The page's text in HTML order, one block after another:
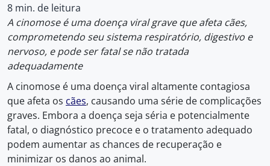
8 min. de leitura
A cinomose é uma doença viral grave que afeta cães,
comprometendo seu sistema respiratório, digestivo e
nervoso, e pode ser fatal se não tratada
adequadamente
A cinomose é uma doença viral altamente contagiosa
que afeta os cães, causando uma série de complicações
graves. Embora a doença seja séria e potencialmente
fatal, o diagnóstico precoce e o tratamento adequado
podem aumentar as chances de recuperação e
minimizar os danos ao animal.